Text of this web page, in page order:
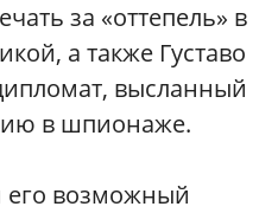
за «оттепель» в
а также Густаво
высланный
в шпионаже.
его возможный